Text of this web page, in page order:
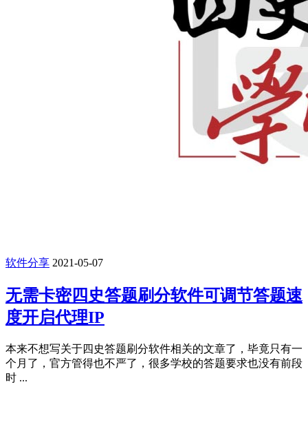
软件分享 2021-05-07
无需卡密四史答题刷分软件可调节答题速
度开启代理IP
本来不想写关于四史答题刷分软件相关的文章了，毕竟只有一
个月了，官方管得也不严了，很多学校的答题要求也没有前段
时 ...